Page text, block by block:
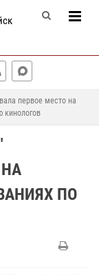
первое место на
кинологов
ПО